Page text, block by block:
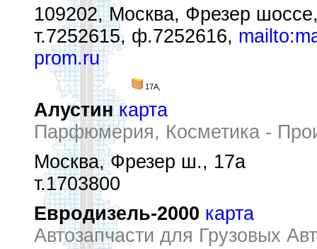
109202, Москва, Фрезер
т.7252615, ф.7252616,
prom.ru
17А,
Алустин карта
Парфюмерия, Косметика -
Москва, Фрезер ш., 17а
т.1703800
Евродизель-2000 карта
Автозапчасти для Грузовых